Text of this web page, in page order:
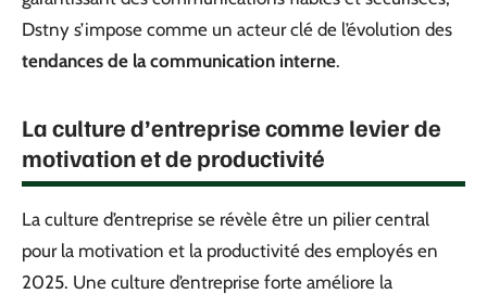
Dstny s’impose comme un acteur clé de l’évolution des
tendances de la communication interne.
La culture d’entreprise comme levier de
motivation et de productivité
La culture d’entreprise se révèle être un pilier central
pour la motivation et la productivité des employés en
2025. Une culture d’entreprise forte améliore la